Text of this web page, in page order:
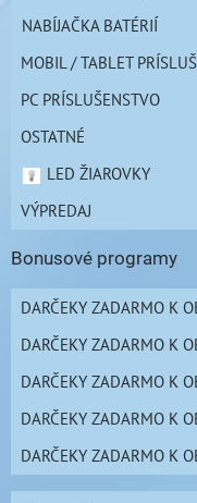
NABÍJAČKA BATÉRIÍ
MOBIL / TABLET
PC PRÍSLUŠENSTVO
OSTATNÉ
LED ŽIAROVKY
VÝPREDAJ
Bonusové programy
DARČEKY ZADARMO K
DARČEKY ZADARMO K
DARČEKY ZADARMO K
DARČEKY ZADARMO K
DARČEKY ZADARMO K